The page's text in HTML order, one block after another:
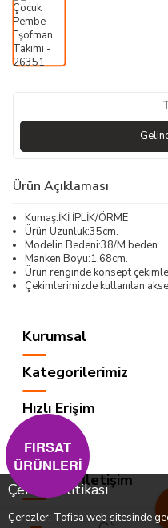
Çerez Politikası
Çerezler, Tofisa web sitesinde
0
Ürün Açıklaması
Kumaş:İKİ İPLİK/ÖRME
Ürün Uzunluk:35cm.
Modelin Bedeni:38/M beden.
Manken Boyu:1.68cm.
Ürün renginde konsept
Çekimlerimizde kullanılan
Kurumsal
Kategorilerimiz
Hızlı Erişim
Sosyal
Adres & İletişim
FIRSAT
ÜRÜNLERİ